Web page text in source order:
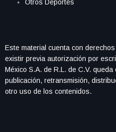
Otros Deportes
Este material cuenta con
existir previa autorización por
México S.A. de R.L. de C.V.
publicación, retransmisión,
otro uso de los contenidos.